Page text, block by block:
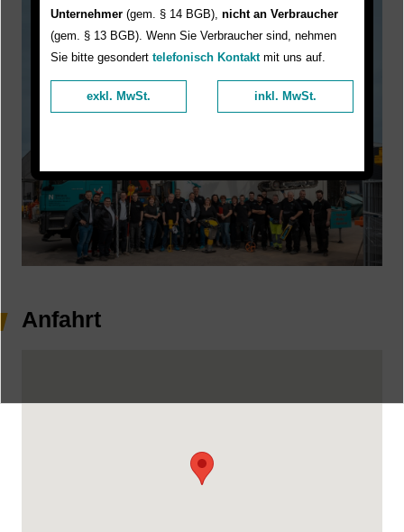
Anfahrt
Unternehmer (gem. § 14 BGB), nicht an Verbraucher
(gem. § 13 BGB). Wenn Sie Verbraucher sind, nehmen
Sie bitte gesondert telefonisch Kontaktmit uns auf.
exkl. MwSt. inkl. MwSt.